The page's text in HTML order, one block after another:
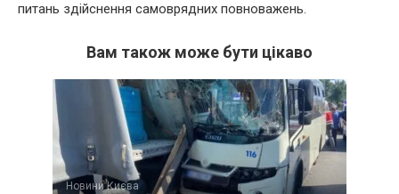
питань здійснення самоврядних повноважень.
Вам також може бути цікаво
Новини Києва